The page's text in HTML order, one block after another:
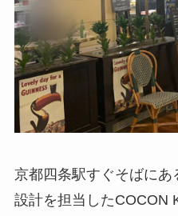
京都四条駅すぐそばに
設計を担当したCOCON